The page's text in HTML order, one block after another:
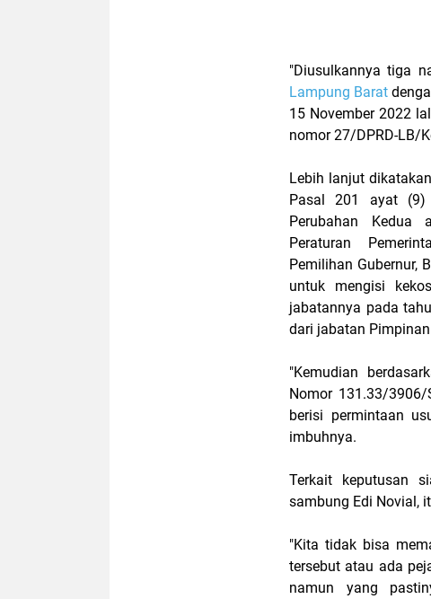
"Diusulkannya tiga
Lampung Barat
15 November 2022
nomor 27/DPRD-LB/
Lebih lanjut
Pasal 201 ayat (9)
Perubahan Kedua
Peraturan
Pemilihan Gubernur,
untuk mengisi
jabatannya pada
dari jabatan
"Kemudian
Nomor 131.33/
berisi permintaan
imbuhnya.
Terkait keputusan
sambung Edi Novial,
"Kita tidak bisa
tersebut atau ada
namun yang